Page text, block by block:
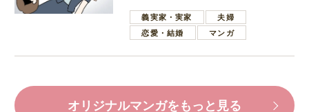
葉で励ます夫
義実家・実家
夫婦
恋愛・結婚
マンガ
オリジナルマンガをもっと見る